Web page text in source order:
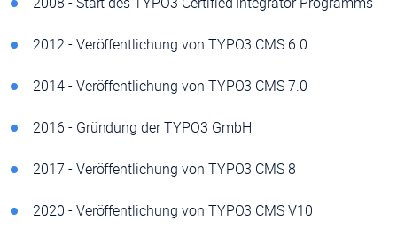
2012 - Veröffentlichung von TYPO3 CMS 6.0
2014 - Veröffentlichung von TYPO3 CMS 7.0
2016 - Gründung der TYPO3 GmbH
2017 - Veröffentlichung von TYPO3 CMS 8
2020 - Veröffentlichung von TYPO3 CMS V10